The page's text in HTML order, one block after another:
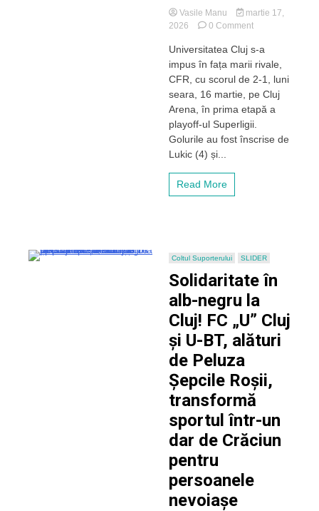
Vasile Manu
martie 17,
2026
0 Commenton
galeriilor
la
derby-
Clujului.
Cele
mai
tari
Universitatea Cluj s-a
impus în fața marii rivale,
CFR, cu scorul de 2-1, luni
seara, 16 martie, pe Cluj
Arena, în prima etapă a
playoff-ul Superligii.
Golurile au fost înscrise de
Lukic (4) și...
Read More
Coltul Suporterului SLIDER
Solidaritate în
alb-negru la
Cluj! FC „U” Cluj
și U-BT, alături
de Peluza
Șepcile Roșii,
transformă
sportul într-un
dar de Crăciun
pentru
persoanele
nevoiașe